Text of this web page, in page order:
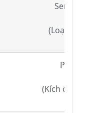
Sensor
(Loại cảm
Pixel
(Kích cỡ